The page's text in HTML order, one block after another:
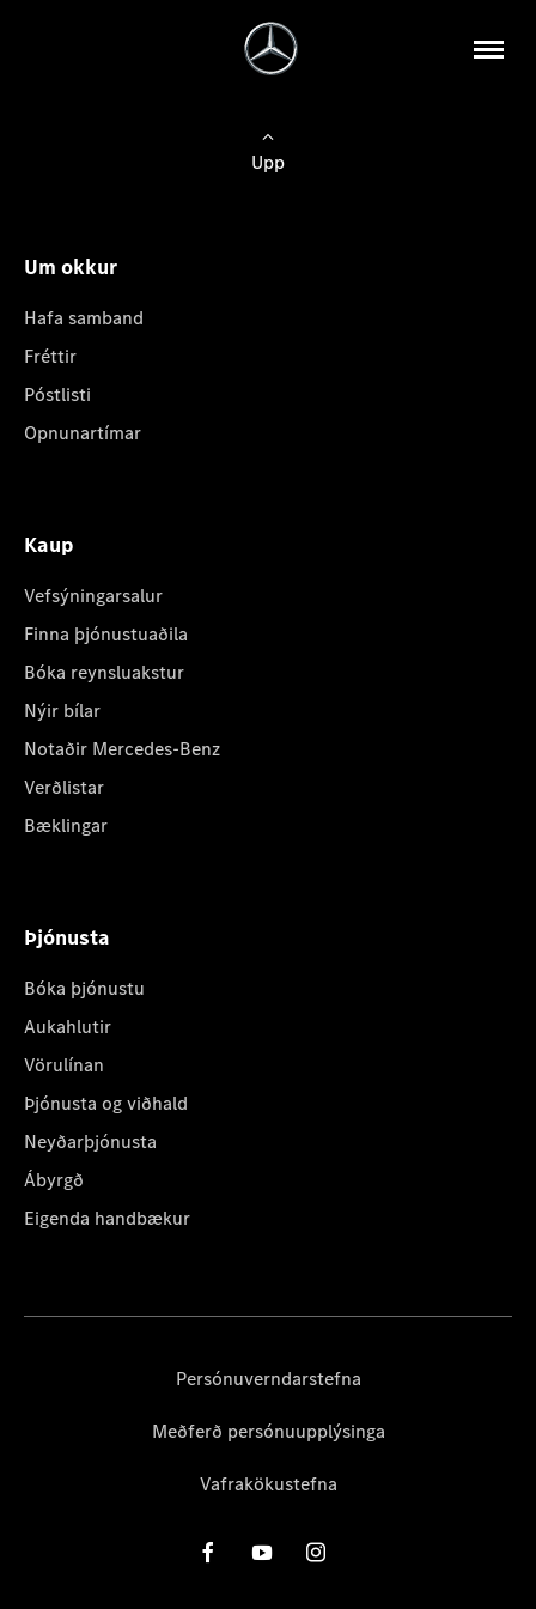
Upp
Um okkur
Hafa samband
Fréttir
Póstlisti
Opnunartímar
Kaup
Vefsýningarsalur
Finna þjónustuaðila
Bóka reynsluakstur
Nýir bílar
Notaðir Mercedes-Benz
Verðlistar
Bæklingar
Þjónusta
Bóka þjónustu
Aukahlutir
Vörulínan
Þjónusta og viðhald
Neyðarþjónusta
Ábyrgð
Eigenda handbækur
Persónuverndarstefna
Meðferð persónuupplýsinga
Vafrakökustefna